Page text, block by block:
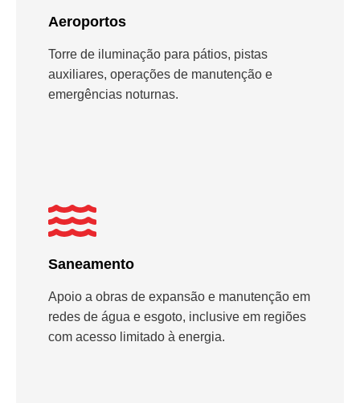
Aeroportos
Torre de iluminação para pátios, pistas
auxiliares, operações de manutenção e
emergências noturnas.
Saneamento
Apoio a obras de expansão e manutenção em
redes de água e esgoto, inclusive em regiões
com acesso limitado à energia.